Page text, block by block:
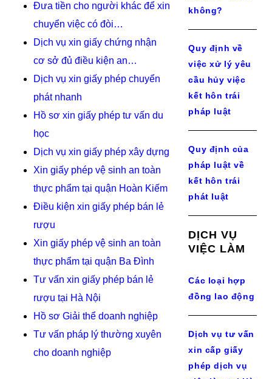
Đưa tiền cho người khác để xin
chuyển việc có đòi…
Dịch vụ xin giấy chứng nhận
cơ sở đủ điều kiện an…
Dịch vụ xin giấy phép chuyển
phát nhanh
Hồ sơ xin giấy phép tư vấn du
học
Dịch vụ xin giấy phép xây dựng
Xin giấy phép vệ sinh an toàn
thực phẩm tại quận Hoàn Kiếm
Điều kiện xin giấy phép bán lẻ
rượu
Xin giấy phép vệ sinh an toàn
thực phẩm tại quận Ba Đình
Tư vấn xin giấy phép bán lẻ
rượu tại Hà Nội
Hồ sơ Giải thể doanh nghiệp
Tư vấn pháp lý thường xuyên
cho doanh nghiệp
không?
Quy định về
việc xử lý yêu
cầu hủy việc
kết hôn trái
pháp luật
Quy định của
pháp luật về
kết hôn trái
phát luật
DỊCH VỤ
VIỆC LÀM
Các loại hợp
đồng lao động
Dịch vụ tư vấn
xin cấp giấy
phép dịch vụ